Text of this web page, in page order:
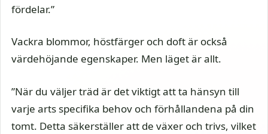
fördelar.”
Vackra blommor, höstfärger och doft är också
värdehöjande egenskaper. Men läget är allt.
”När du väljer träd är det viktigt att ta hänsyn till
varje arts specifika behov och förhållandena på din
tomt. Detta säkerställer att de växer och trivs, vilket